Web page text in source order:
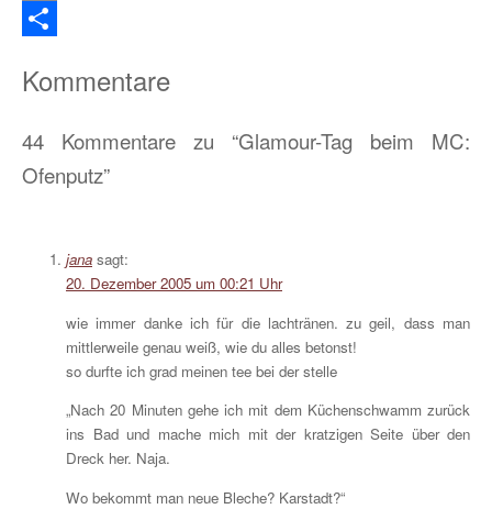
Email
Kommentare
44 Kommentare zu “Glamour-Tag beim MC:
Ofenputz”
jana sagt:
20. Dezember 2005 um 00:21 Uhr
wie immer danke ich für die lachtränen. zu geil, dass man
mittlerweile genau weiß, wie du alles betonst!
so durfte ich grad meinen tee bei der stelle
„Nach 20 Minuten gehe ich mit dem Küchenschwamm zurück
ins Bad und mache mich mit der kratzigen Seite über den
Dreck her. Naja.
Wo bekommt man neue Bleche? Karstadt?“